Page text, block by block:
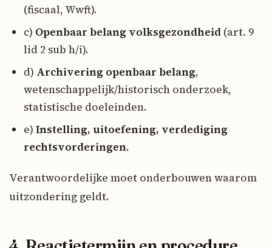
(fiscaal, Wwft).
c) Openbaar belang volksgezondheid (art. 9
lid 2 sub h/i).
d) Archivering openbaar belang,
wetenschappelijk/historisch onderzoek,
statistische doeleinden.
e) Instelling, uitoefening, verdediging
rechtsvorderingen.
Verantwoordelijke moet onderbouwen waarom
uitzondering geldt.